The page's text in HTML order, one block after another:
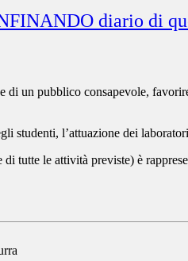
diario di
un pubblico consapevole,
studenti, l’attuazione dei
tutte le attività previste) è